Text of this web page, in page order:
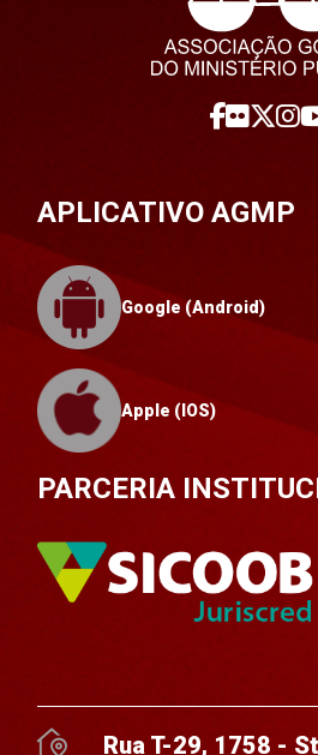
APLICATIVO AGMP
Google (Android)
Apple (IOS)
PARCERIA
Rua T-29, 1758 -